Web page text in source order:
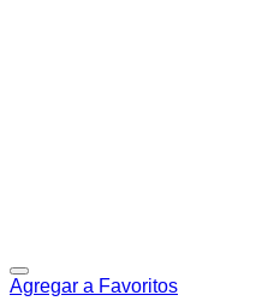
Agregar a Favoritos